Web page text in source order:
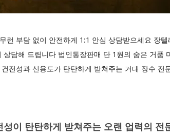
런 부담 없이 안전하게 1:1 안심 상담받으세요 장
담해 드립니다 법인통장판매 단 1원의 숨은 거품
전성과 신용도가 탄탄하게 받쳐주는 거대 장수 전
이 탄탄하게 받쳐주는 오랜 업력의 전